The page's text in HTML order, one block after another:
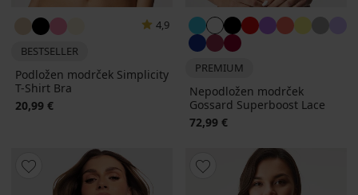
4,9
BESTSELLER
Podložen modrček Simplicity
T-Shirt Bra
20,99 €
PREMIUM
Nepodložen modrček
Gossard Superboost Lace
72,99 €